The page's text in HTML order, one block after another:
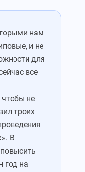
нам
и не
для
все
чтобы не
троих
В
год на